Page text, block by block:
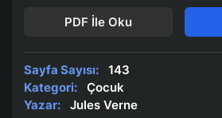
PDF İle Oku
Sayfa Sayısı:
143
Kategori:
Çocuk
Yazar:
Jules Verne